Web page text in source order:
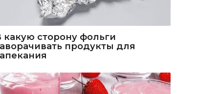
какую сторону фольги
продукты для